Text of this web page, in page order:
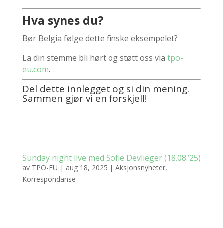
Hva synes du?
Bør Belgia følge dette finske eksempelet?
La din stemme bli hørt og støtt oss via tpo-
eu.com.
Del dette innlegget og si din mening.
Sammen gjør vi en forskjell!
Sunday night live med Sofie Devlieger (18.08.’25)
av TPO-EU | aug 18, 2025 | Aksjonsnyheter,
Korrespondanse